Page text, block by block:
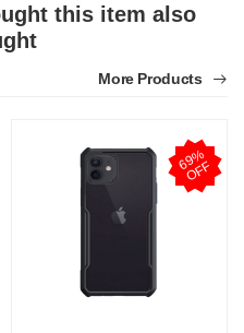
this item also
More Products
6
9
%
O
F
F